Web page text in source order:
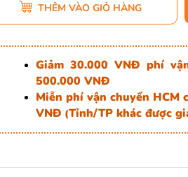
THÊM VÀO GIỎ HÀNG
Giảm 30.000 VNĐ phí
500.000 VNĐ
Miễn phí vận chuyển HCM
VNĐ (Tỉnh/TP khác được